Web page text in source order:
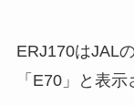
ERJ170はJAL
「E70」と表